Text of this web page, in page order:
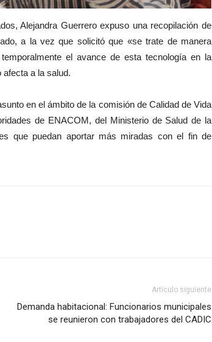
Alejandra Guerrero expuso una recopilación de
a la vez que solicitó que «se trate de manera
el avance de esta tecnología en la
afecta a la salud.
en el ámbito de la comisión de Calidad de Vida
de ENACOM, del Ministerio de Salud de la
que puedan aportar más miradas con el fin de
Artículo siguiente
Demanda habitacional: Funcionarios municipales
se reunieron con trabajadores del CADIC